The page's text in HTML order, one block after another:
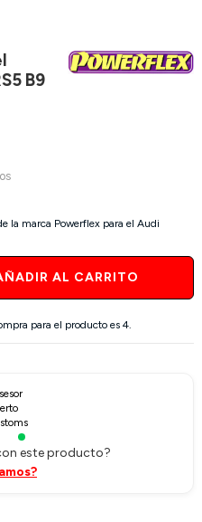
B9
la marca Powerflex para el Audi
AL CARRITO
para el producto es 4.
este producto?